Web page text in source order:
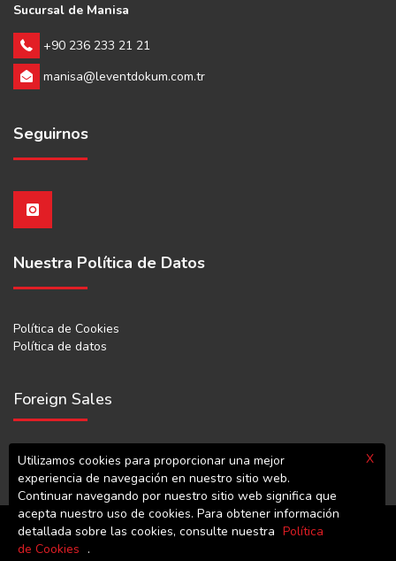
Sucursal de Manisa
+90 236 233 21 21
manisa@leventdokum.com.tr
Seguirnos
Nuestra Política de Datos
Política de Cookies
Política de datos
Foreign Sales
export@leventdokum.com.tr
© Copyright 2022LEVENT VİNÇ DÖKÜM MAKİNA
Utilizamos cookies para proporcionar una mejor
experiencia de navegación en nuestro sitio web.
Continuar navegando por nuestro sitio web significa que
acepta nuestro uso de cookies. Para obtener información
detallada sobre las cookies, consulte nuestra Política
de Cookies .
X